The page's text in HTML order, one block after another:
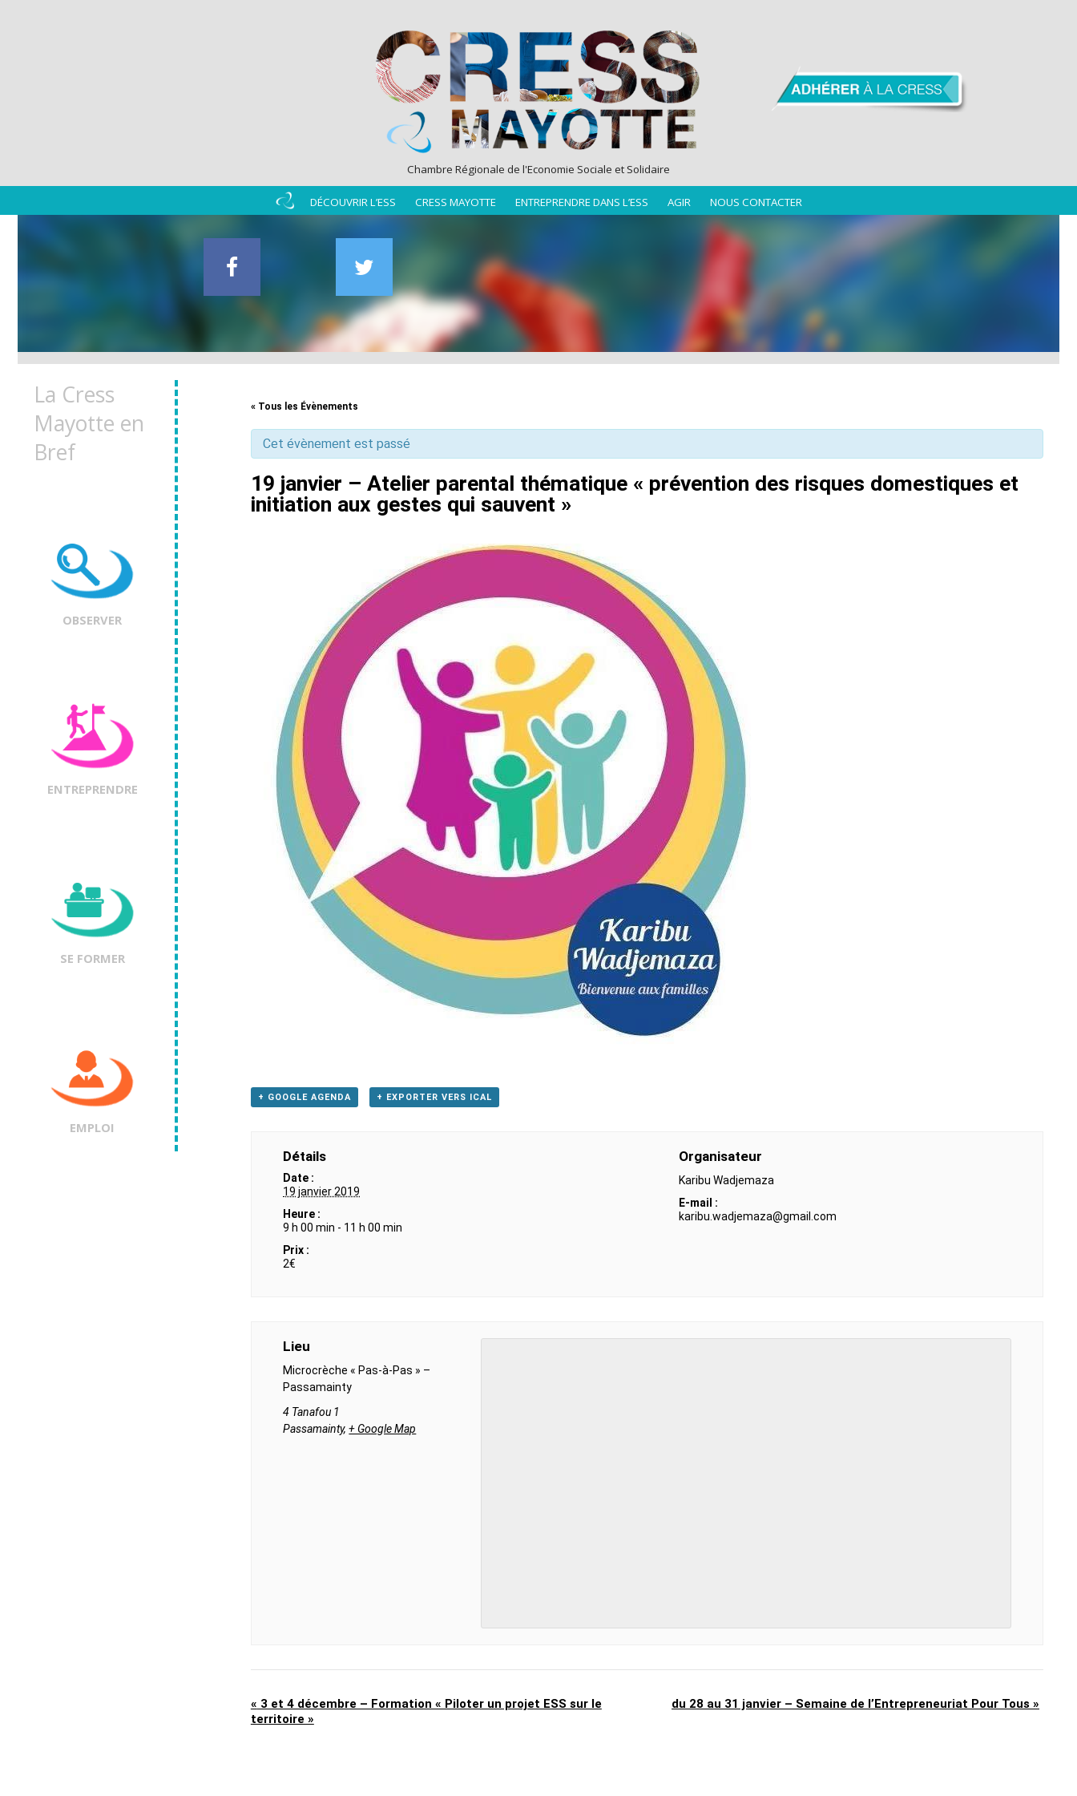
Chambre Régionale de l'Economie Sociale et Solidaire
DÉCOUVRIR L’ESS CRESS MAYOTTE ENTREPRENDRE DANS L’ESS AGIR NOUS CONTACTER
La Cress
Mayotte en
Bref
OBSERVER
ENTREPRENDRE
SE FORMER
EMPLOI
« Tous les Évènements
Cet évènement est passé
19 janvier – Atelier parental thématique « prévention des risques domestiques et
initiation aux gestes qui sauvent »
+ GOOGLE AGENDA + EXPORTER VERS ICAL
Détails
Date :
19 janvier 2019
Heure :
9 h 00 min - 11 h 00 min
Prix :
2€
Organisateur
Karibu Wadjemaza
E-mail :
karibu.wadjemaza@gmail.com
Lieu
Microcrèche « Pas-à-Pas » –
Passamainty
4 Tanafou 1
Passamainty, + Google Map
« 3 et 4 décembre – Formation « Piloter un projet ESS sur le
territoire »
du 28 au 31 janvier – Semaine de l’Entrepreneuriat Pour Tous »